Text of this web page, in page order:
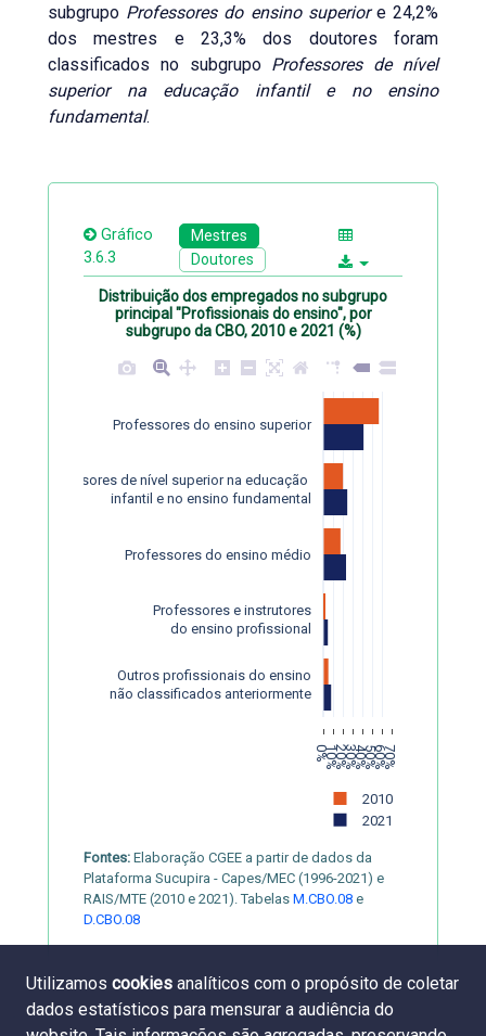
subgrupo Professores do ensino superiore 24,2%
dos mestres e 23,3% dos doutores foram
classificados no subgrupo Professores de nível
superior na educação infantil e no ensino
fundamental.
Gráfico
3.6.3
Mestres
Doutores
Distribuição dos empregados no subgrupo
principal "Profissionais do ensino", por
subgrupo da CBO, 2010 e 2021 (%)
0%10%20%30%40%50%60%70%
Outros profissionais do ensino
não classificados anteriormente
Professores e instrutores
do ensino profissional
Professores do ensino médio
Professores de nível superior na educação
infantil e no ensino fundamental
Professores do ensino superior
2010
2021
Fontes: Elaboração CGEE a partir de dados da
Plataforma Sucupira - Capes/MEC (1996-2021) e
RAIS/MTE (2010 e 2021). Tabelas M.CBO.08 e
D.CBO.08
Utilizamos cookies analíticos com o propósito de coletar
dados estatísticos para mensurar a audiência do